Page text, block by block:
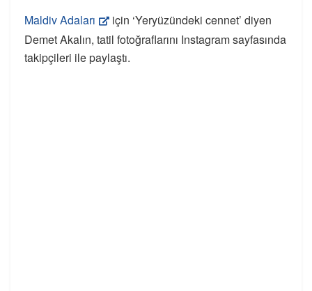
Maldiv Adaları
için ‘Yeryüzündeki cennet’ diyen
Demet Akalın, tatil fotoğraflarını Instagram sayfasında
takipçileri ile paylaştı.